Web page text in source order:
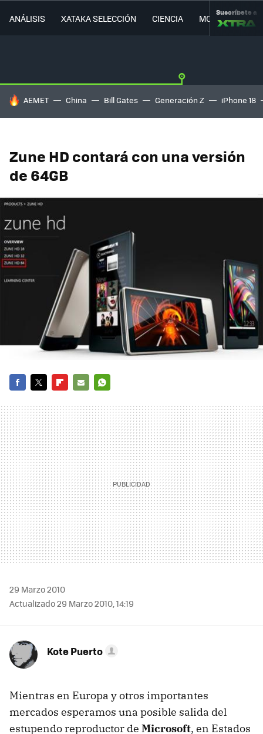
ANÁLISIS XATAKA SELECCIÓN CIENCIA MOVILIDAD
Suscríbete a
HOY SE HABLA DE
AEMET China Bill Gates Generación Z iPhone 18
Zune HD contará con una versión
de 64GB
MAIL
29 Marzo 2010
Actualizado 29 Marzo 2010, 14:19
Kote Puerto
Mientras en Europa y otros importantes
mercados esperamos una posible salida del
estupendo reproductor de Microsoft, en Estados